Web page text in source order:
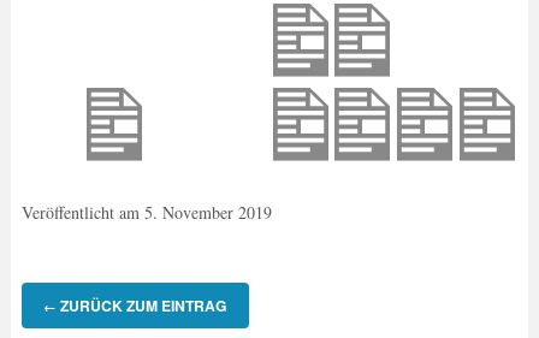
Veröffentlicht am 5. November 2019
← ZURÜCK ZUM EINTRAG